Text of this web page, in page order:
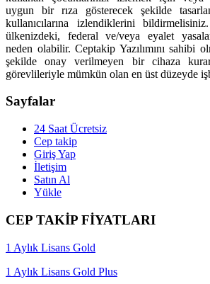
uygun bir rıza gösterecek şekilde
kullanıcılarına izlendiklerini
ülkenizdeki, federal ve/veya eyalet
neden olabilir. Ceptakip Yazılımını sahibi
şekilde onay verilmeyen bir cihaza
görevlileriyle mümkün olan en üst düzeyde
Sayfalar
24 Saat Ücretsiz
Cep takip
Giriş Yap
İletişim
Satın Al
Yükle
CEP TAKİP FİYATLARI
1 Aylık Lisans Gold
1 Aylık Lisans Gold Plus